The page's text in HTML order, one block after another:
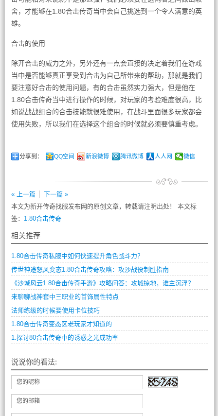
舍，才能够在1.80合击传奇当中会自己挑选到一个令人满意的英
雄。
合击的使用
除开合击的威力之外，另外还有一点会直接的决定着我们在游戏
当中是否能够真正享受到合击为自己所带来的帮助，那就是我们
要注意好合击的使用问题，有的合击虽然实力强大，但是他在
1.80合击传奇当中进行操作的时候，对玩家的考验难度很高，比
如说战战组合的合击技能就很难使用，在战斗里面很多玩家都会
使用失败，所以我们在选择这个组合的时候就必须要慎重考虑。
分享到： QQ空间 新浪微博 腾讯微博 人人网 微信
« 上一篇
下一篇 »
本文为新开传奇找服发布网的原创文章，转载请注明出处！ 本文标
签： 1.80合击传奇
相关推荐
1.80合击传奇私服中如何快速提升角色战斗力？
传世神途怒风变态1.80合击传奇攻略：攻沙战役制胜指南
《沙城风云1.80合击传奇手游》攻略问答：攻城掠地，谁主沉浮？
来聊聊战神套中三职业的首饰属性特点
法师练级的时候要使用卡位技巧
1.80合击传奇变态区老玩家才知道的
1.探讨80合击传奇中的诱惑之光成功率
说说你的看法:
您的昵称
您的邮箱